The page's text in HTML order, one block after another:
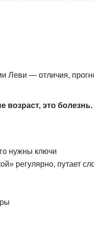
Леви — отличия,
возраст, это болезнь.
нужны ключи
регулярно, путает